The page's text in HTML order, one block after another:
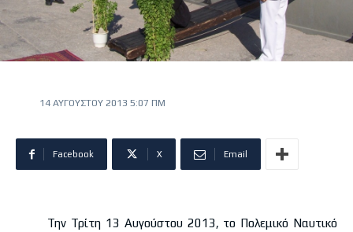
14 ΑΥΓΟΎΣΤΟΥ 2013 5:07 ΠΜ
Facebook X Email
Την Τρίτη 13 Αυγούστου 2013, το Πολεμικό Ναυτικό